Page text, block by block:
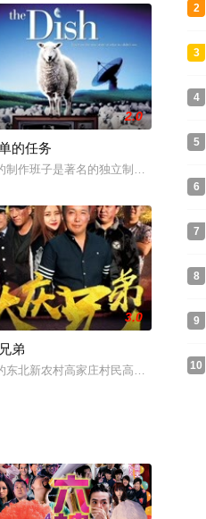
进好莱坞的迈克尔
讲电影》是一档以专业影评人视角出
一族”，其称号世代沿袭，承担守护
2.0
的任务
制作班子是著名的独立制作影片《城
美食无抵抗力迷失
中啃老，后自学编程并拿到相关国家
事，私底下三个姑娘亦是感情十分要
3.0
弟
东北新农村高家庄村民高大庆帮助一
2
3
4
5
6
7
8
9
10